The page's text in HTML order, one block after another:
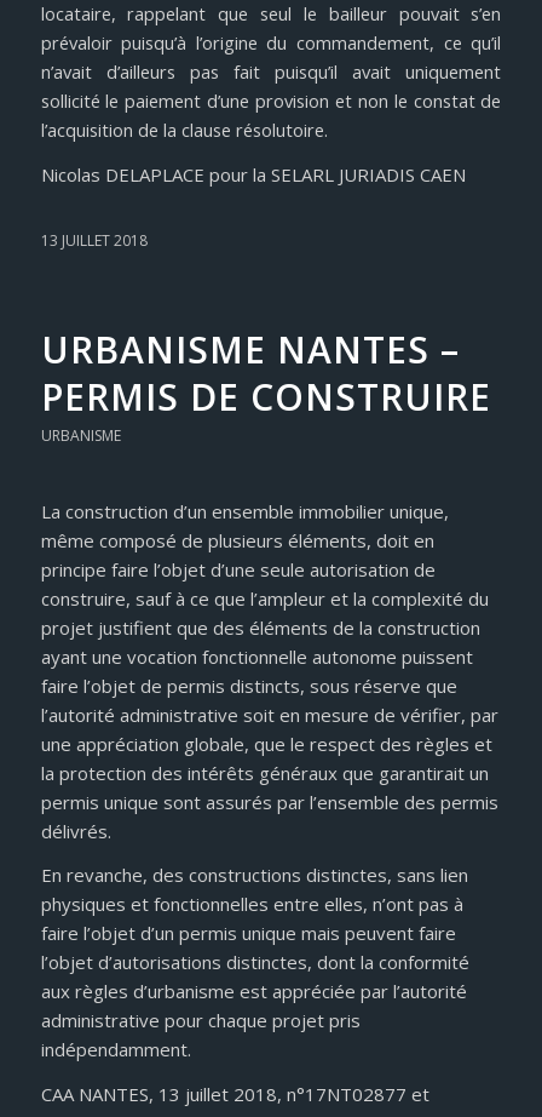
locataire, rappelant que seul le bailleur pouvait s’en
prévaloir puisqu’à l’origine du commandement, ce qu’il
n’avait d’ailleurs pas fait puisqu’il avait uniquement
sollicité le paiement d’une provision et non le constat de
l’acquisition de la clause résolutoire.
Nicolas DELAPLACE pour la SELARL JURIADIS CAEN
13 JUILLET 2018
URBANISME NANTES –
PERMIS DE CONSTRUIRE
URBANISME
La construction d’un ensemble immobilier unique,
même composé de plusieurs éléments, doit en
principe faire l’objet d’une seule autorisation de
construire, sauf à ce que l’ampleur et la complexité du
projet justifient que des éléments de la construction
ayant une vocation fonctionnelle autonome puissent
faire l’objet de permis distincts, sous réserve que
l’autorité administrative soit en mesure de vérifier, par
une appréciation globale, que le respect des règles et
la protection des intérêts généraux que garantirait un
permis unique sont assurés par l’ensemble des permis
délivrés.
En revanche, des constructions distinctes, sans lien
physiques et fonctionnelles entre elles, n’ont pas à
faire l’objet d’un permis unique mais peuvent faire
l’objet d’autorisations distinctes, dont la conformité
aux règles d’urbanisme est appréciée par l’autorité
administrative pour chaque projet pris
indépendamment.
CAA NANTES, 13 juillet 2018, n°17NT02877 et